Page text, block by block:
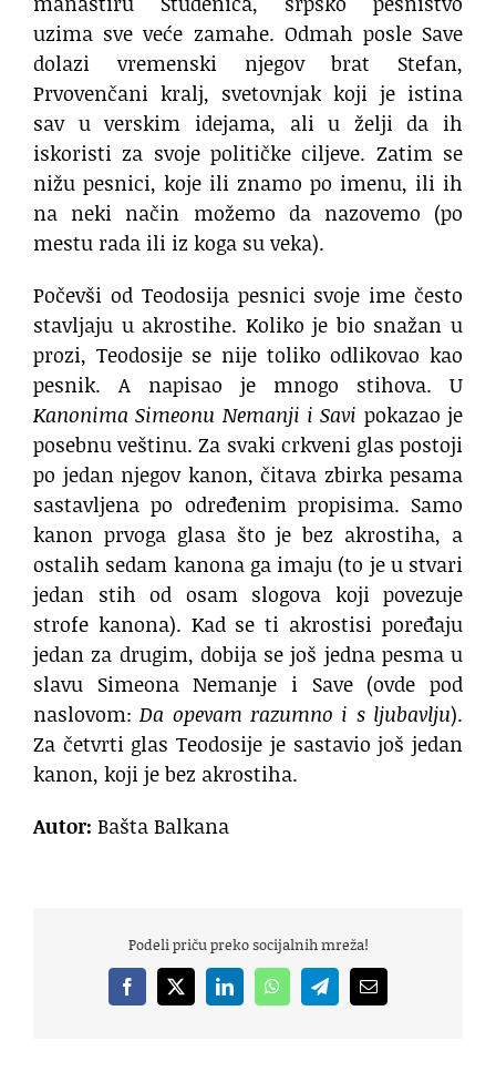
uzima sve veće zamahe. Odmah posle Save
dolazi vremenski njegov brat Stefan,
Prvovenčani kralj, svetovnjak koji je istina
sav u verskim idejama, ali u želji da ih
iskoristi za svoje političke ciljeve. Zatim se
nižu pesnici, koje ili znamo po imenu, ili ih
na neki način možemo da nazovemo (po
mestu rada ili iz koga su veka).
Počevši od Teodosija pesnici svoje ime često
stavljaju u akrostihe. Koliko je bio snažan u
prozi, Teodosije se nije toliko odlikovao kao
pesnik. A napisao je mnogo stihova. U
Kanonima Simeonu Nemanji i Savi pokazao je
posebnu veštinu. Za svaki crkveni glas postoji
po jedan njegov kanon, čitava zbirka pesama
sastavljena po određenim propisima. Samo
kanon prvoga glasa što je bez akrostiha, a
ostalih sedam kanona ga imaju (to je u stvari
jedan stih od osam slogova koji povezuje
strofe kanona). Kad se ti akrostisi poređaju
jedan za drugim, dobija se još jedna pesma u
slavu Simeona Nemanje i Save (ovde pod
naslovom:Da opevam razumno i s ljubavlju).
Za četvrti glas Teodosije je sastavio još jedan
kanon, koji je bez akrostiha.
Autor: Bašta Balkana
Podeli priču preko socijalnih mreža!
Facebook
X LinkedInWhatsAppTelegramEmail